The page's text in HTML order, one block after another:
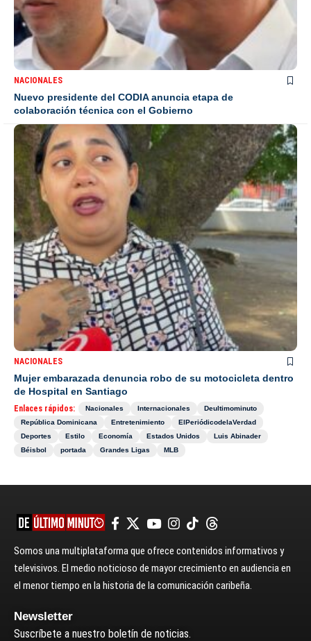
NACIONALES
Nuevo presidente del CODIA anuncia etapa de
colaboración técnica con el Gobierno
NACIONALES
Mujer embarazada denuncia robo de su motocicleta dentro
de Hospital en Santiago
Enlaces rápidos: Nacionales Internacionales
Deultimominuto
República Dominicana
Entretenimiento
ElPeriódicodelaVerdad
Deportes
Estilo Economía Estados Unidos
Luis Abinader
Béisbol
portada Grandes Ligas MLB
Somos una multiplataforma que ofrece contenidos informativos y
televisivos. El medio noticioso de mayor crecimiento en audiencia en
el menor tiempo en la historia de la comunicación caribeña.
Newsletter
Suscríbete a nuestro boletín de noticias.